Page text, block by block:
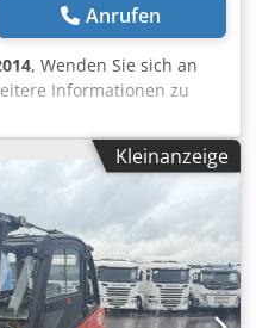
Anrufen
, Wenden Sie sich an
Informationen zu
Kleinanzeige